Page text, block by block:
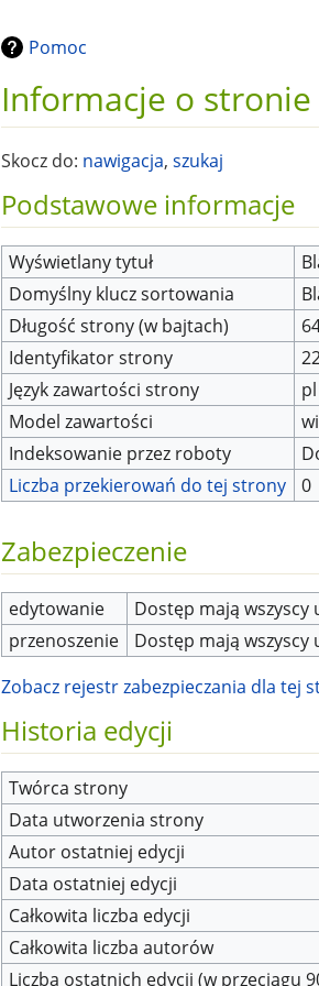
Pomoc
Informacje o stronie
Skocz do: nawigacja, szukaj
Podstawowe informacje
Wyświetlany tytuł
Domyślny klucz sortowania
Długość strony (w bajtach)
Identyfikator strony
Język zawartości strony
Model zawartości
Indeksowanie przez roboty
Liczba przekierowań do tej strony
0
Zabezpieczenie
edytowanie
Dostęp mają wszyscy
przenoszenie
Dostęp mają wszyscy
Zobacz rejestr zabezpieczania dla tej
Historia edycji
Twórca strony
Data utworzenia strony
Autor ostatniej edycji
Data ostatniej edycji
Całkowita liczba edycji
Całkowita liczba autorów
Liczba ostatnich edycji (w przeciągu